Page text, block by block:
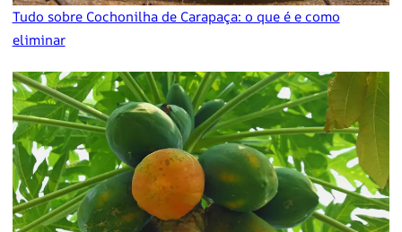
Tudo sobre Cochonilha de Carapaça: o que é e como
eliminar